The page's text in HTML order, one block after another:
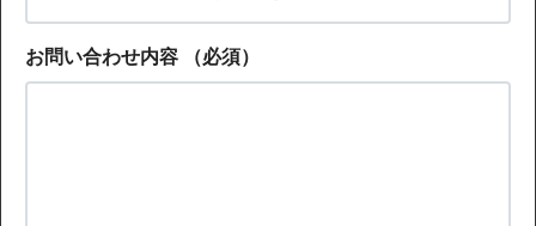
お問い合わせ内容 （必須）